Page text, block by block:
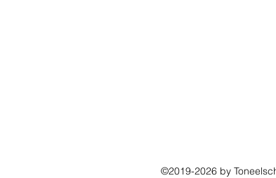
©2019-2026 by